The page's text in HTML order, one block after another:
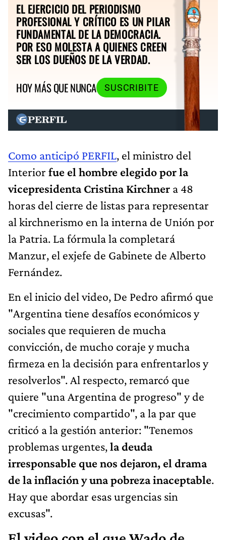
EL EJERCICIO DEL PERIODISMO
PROFESIONAL Y CRÍTICO ES UN PILAR
FUNDAMENTAL DE LA DEMOCRACIA.
POR ESO MOLESTA A QUIENES CREEN
SER LOS DUEÑOS DE LA VERDAD.
HOY MÁS QUE NUNCA
SUSCRIBITE
Como anticipó PERFIL, el ministro del
Interior fue el hombre elegido por la
vicepresidenta Cristina Kirchner a 48
horas del cierre de listas para representar
al kirchnerismo en la interna de Unión por
la Patria. La fórmula la completará
Manzur, el exjefe de Gabinete de Alberto
Fernández.
En el inicio del video, De Pedro afirmó que
"Argentina tiene desafíos económicos y
sociales que requieren de mucha
convicción, de mucho coraje y mucha
firmeza en la decisión para enfrentarlos y
resolverlos". Al respecto, remarcó que
quiere "una Argentina de progreso" y de
"crecimiento compartido", a la par que
criticó a la gestión anterior: "Tenemos
problemas urgentes,la deuda
irresponsable que nos dejaron, el drama
de la inflación y una pobreza inaceptable.
Hay que abordar esas urgencias sin
excusas".